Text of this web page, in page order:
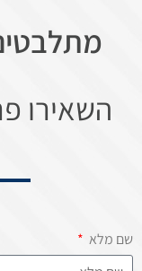
השאירו
שם מלא